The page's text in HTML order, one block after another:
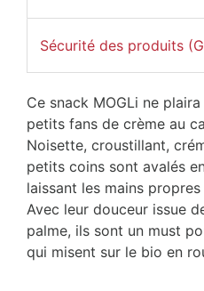
Sécurité des produits
Ce snack MOGLi ne
petits fans de crème au
Noisette, croustillant,
petits coins sont avalés
laissant les mains
Avec leur douceur issue
palme, ils sont un must
qui misent sur le bio en